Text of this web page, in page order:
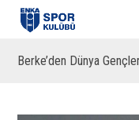
Berke’den Dünya